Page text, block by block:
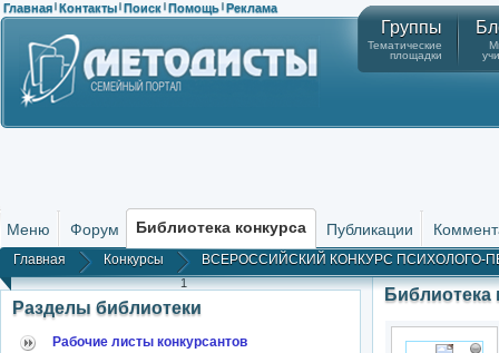
Главная | Контакты | Поиск | Помощь | Реклама
Группы
Тематические
площадки
Меню Форум Библиотека конкурса Публикации
Главная Конкурсы ВСЕРОССИЙСКИЙ КОНКУРС ПСИХОЛОГО-
1
Разделы библиотеки
Рабочие листы конкурсантов